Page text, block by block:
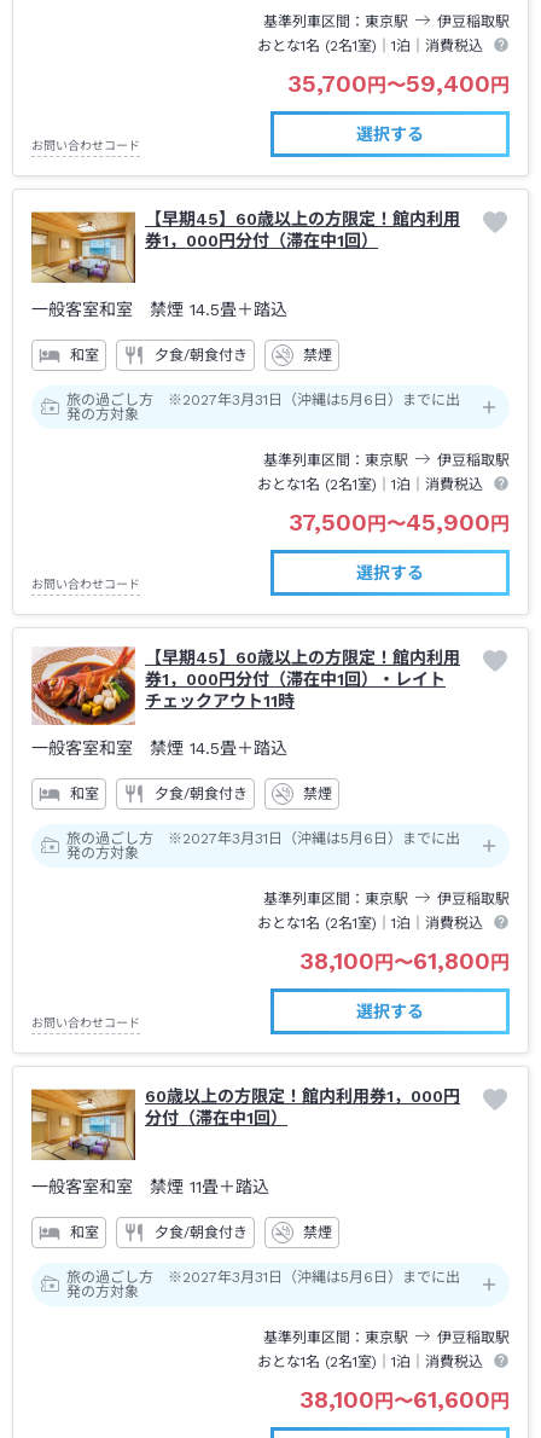
基準列車区間 東京駅 伊豆稲取駅
おとな1名 (2名1室)｜1泊 ｜消費税込
35,700円〜59,400円
お問い合わせコード
選択する
【早期45】60歳以上の方限定！館内利用
券1，000円分付（滞在中1回）
一般客室和室 禁煙 14.5畳＋踏込
和室 夕食/朝食付き 禁煙
旅の過ごし方 ※2027年3月31日（沖縄は5月6日）までに出
発の方対象
基準列車区間 東京駅 伊豆稲取駅
おとな1名 (2名1室)｜1泊 ｜消費税込
37,500円〜45,900円
お問い合わせコード
選択する
【早期45】60歳以上の方限定！館内利用
券1，000円分付（滞在中1回）・レイト
チェックアウト11時
一般客室和室 禁煙 14.5畳＋踏込
和室 夕食/朝食付き 禁煙
旅の過ごし方 ※2027年3月31日（沖縄は5月6日）までに出
発の方対象
基準列車区間 東京駅 伊豆稲取駅
おとな1名 (2名1室)｜1泊 ｜消費税込
38,100円〜61,800円
お問い合わせコード
選択する
60歳以上の方限定！館内利用券1，000円
分付（滞在中1回）
一般客室和室 禁煙 11畳＋踏込
和室 夕食/朝食付き 禁煙
旅の過ごし方 ※2027年3月31日（沖縄は5月6日）までに出
発の方対象
基準列車区間 東京駅 伊豆稲取駅
おとな1名 (2名1室)｜1泊 ｜消費税込
38,100円〜61,600円